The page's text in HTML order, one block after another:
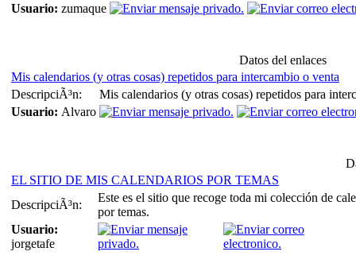
Usuario: zumaque
Datos del enlaces
Mis calendarios (y otras cosas) repetidos para intercambio o venta
DescripciÃ³n:
Mis calendarios (y otras cosas) repetidos para
Usuario: Alvaro
EL SITIO DE MIS CALENDARIOS POR TEMAS
DescripciÃ³n:
Este es el sitio que recoge toda mi colección de
por temas.
Usuario:
jorgetafe